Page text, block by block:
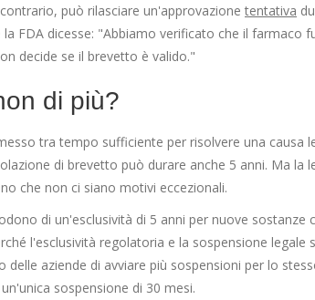
può rilasciare un'approvazione tentativa
FDA dicesse: "Abbiamo verificato che il farmaco
decide se il brevetto è valido."
di più?
tra tempo sufficiente per risolvere una causa
di brevetto può durare anche 5 anni. Ma la
che non ci siano motivi eccezionali.
di un'esclusività di 5 anni per nuove sostanze
l'esclusività regolatoria e la sospensione legale
aziende di avviare più sospensioni per lo
sospensione di 30 mesi.